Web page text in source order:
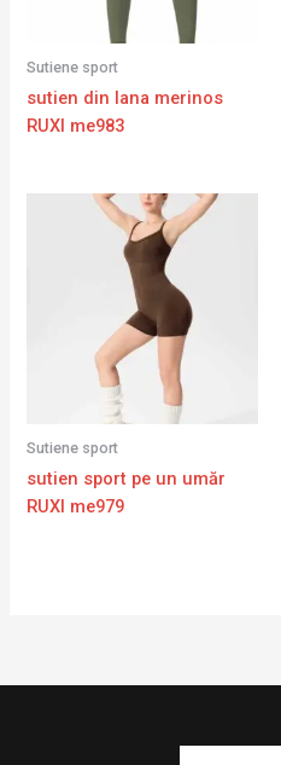
Sutiene sport
sutien din lana merinos
RUXI me983
Sutiene sport
sutien sport pe un umăr
RUXI me979